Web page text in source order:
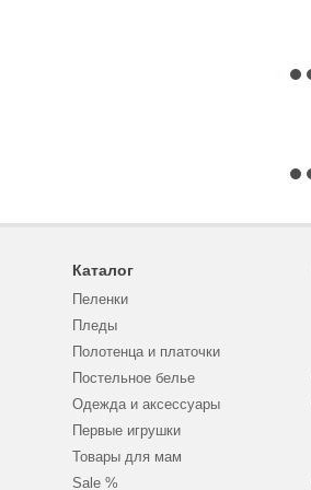
Каталог
Пеленки
Пледы
Полотенца и платочки
Постельное белье
Одежда и аксессуары
Первые игрушки
Товары для мам
Sale %